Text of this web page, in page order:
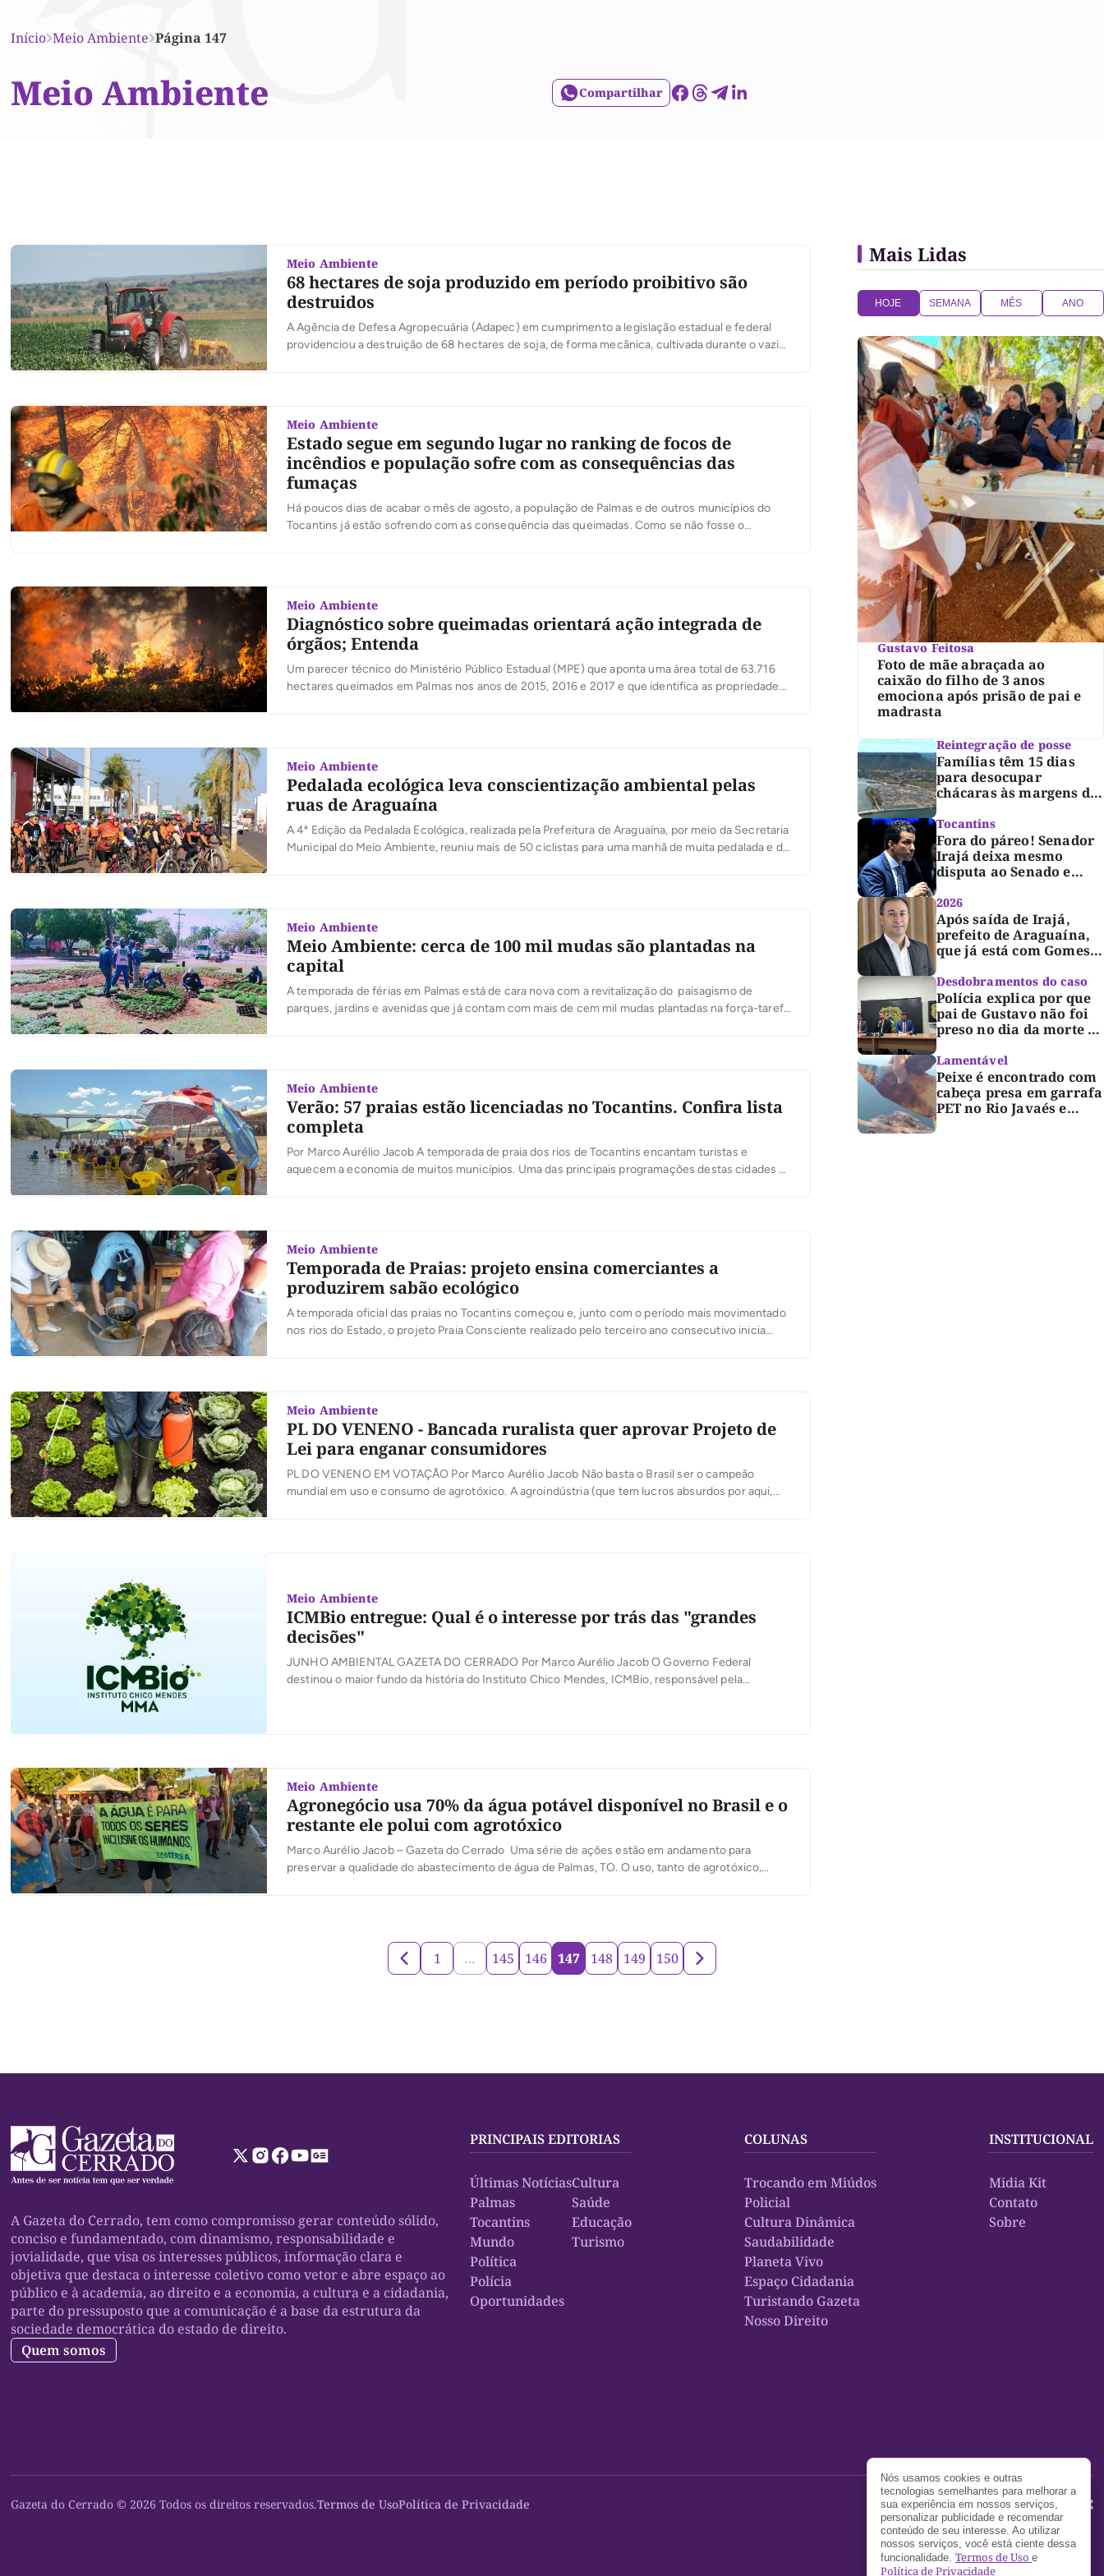
Início Meio Ambiente Página 147
Meio Ambiente Compartilhar
Meio Ambiente
68 hectares de soja produzido em período proibitivo são
destruidos
A Agência de Defesa Agropecuária (Adapec) em cumprimento a legislação estadual e federal
providenciou a destruição de 68 hectares de soja, de forma mecânica, cultivada durante o vazio
Meio Ambiente
Estado segue em segundo lugar no ranking de focos de
incêndios e população sofre com as consequências das
fumaças
Há poucos dias de acabar o mês de agosto, a população de Palmas e de outros municípios do
Tocantins já estão sofrendo com as consequência das queimadas. Como se não fosse o
Meio Ambiente
Diagnóstico sobre queimadas orientará ação integrada de
órgãos; Entenda
Um parecer técnico do Ministério Público Estadual (MPE) que aponta uma área total de 63.716
hectares queimados em Palmas nos anos de 2015, 2016 e 2017 e que identifica as propriedades
Meio Ambiente
Pedalada ecológica leva conscientização ambiental pelas
ruas de Araguaína
A 4ª Edição da Pedalada Ecológica, realizada pela Prefeitura de Araguaína, por meio da Secretaria
Municipal do Meio Ambiente, reuniu mais de 50 ciclistas para uma manhã de muita pedalada e de
Meio Ambiente
Meio Ambiente: cerca de 100 mil mudas são plantadas na
capital
A temporada de férias em Palmas está de cara nova com a revitalização do paisagismo de
parques, jardins e avenidas que já contam com mais de cem mil mudas plantadas na força-tarefa
Meio Ambiente
Verão: 57 praias estão licenciadas no Tocantins. Confira lista
completa
Por Marco Aurélio Jacob A temporada de praia dos rios de Tocantins encantam turistas e
aquecem a economia de muitos municípios. Uma das principais programações destas cidades é
Meio Ambiente
Temporada de Praias: projeto ensina comerciantes a
produzirem sabão ecológico
A temporada oficial das praias no Tocantins começou e, junto com o período mais movimentado
nos rios do Estado, o projeto Praia Consciente realizado pelo terceiro ano consecutivo inicia
Meio Ambiente
PL DO VENENO - Bancada ruralista quer aprovar Projeto de
Lei para enganar consumidores
PL DO VENENO EM VOTAÇÃO Por Marco Aurélio Jacob Não basta o Brasil ser o campeão
mundial em uso e consumo de agrotóxico. A agroindústria (que tem lucros absurdos por aqui,
Meio Ambiente
ICMBio entregue: Qual é o interesse por trás das "grandes
decisões"
JUNHO AMBIENTAL GAZETA DO CERRADO Por Marco Aurélio Jacob O Governo Federal
destinou o maior fundo da história do Instituto Chico Mendes, ICMBio, responsável pela
Meio Ambiente
Agronegócio usa 70% da água potável disponível no Brasil e o
restante ele polui com agrotóxico
Marco Aurélio Jacob – Gazeta do Cerrado Uma série de ações estão em andamento para
preservar a qualidade do abastecimento de água de Palmas, TO. O uso, tanto de agrotóxico,
Mais Lidas
HOJE SEMANA MÊS ANO
Gustavo Feitosa
Foto de mãe abraçada ao
caixão do filho de 3 anos
emociona após prisão de pai e
madrasta
Reintegração de posse
Famílias têm 15 dias
para desocupar
chácaras às margens do
lago de Lajeado,
determina Justiça
Tocantins
Fora do páreo! Senador
Irajá deixa mesmo
disputa ao Senado e
desabafa: “Saio deste
processo de cabeça
erguida, com gratidão e
respeito”
2026
Após saída de Irajá,
prefeito de Araguaína,
que já está com Gomes,
entra também na
campanha de Dimas e
fará anúncio oficial
Desdobramentos do caso
Polícia explica por que
pai de Gustavo não foi
preso no dia da morte e
detalha avanço da
investigação
Lamentável
Peixe é encontrado com
cabeça presa em garrafa
PET no Rio Javaés e
vídeo alerta para
1 … 145 146 147 148 149 150
A Gazeta do Cerrado, tem como compromisso gerar conteúdo sólido,
conciso e fundamentado, com dinamismo, responsabilidade e
jovialidade, que visa os interesses públicos, informação clara e
objetiva que destaca o interesse coletivo como vetor e abre espaço ao
público e à academia, ao direito e a economia, a cultura e a cidadania,
parte do pressuposto que a comunicação é a base da estrutura da
sociedade democrática do estado de direito.
Quem somos
PRINCIPAIS EDITORIAS
Últimas Notícias
Palmas
Tocantins
Mundo
Política
Polícia
Oportunidades
Cultura
Saúde
Educação
Turismo
COLUNAS
Trocando em Miúdos
Policial
Cultura Dinâmica
Saudabilidade
Planeta Vivo
Espaço Cidadania
Turistando Gazeta
Nosso Direito
INSTITUCIONAL
Midia Kit
Contato
Sobre
Gazeta do Cerrado © 2026 Todos os direitos reservados.Termos de UsoPolítica de Privacidade
Nós usamos cookies e outras
tecnologias semelhantes para melhorar a
sua experiência em nossos serviços,
personalizar publicidade e recomendar
conteúdo de seu interesse. Ao utilizar
nossos serviços, você está ciente dessa
funcionalidade. Termos de Uso e
Política de Privacidade